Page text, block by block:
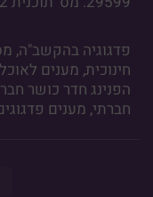
חינוכית, מענים
חברתי, מענים